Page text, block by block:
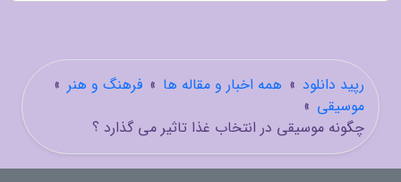
رپید دانلود » همه اخبار و مقاله ها » فرهنگ و هنر »
موسیقی »
چگونه موسیقی در انتخاب غذا تاثیر می گذارد ؟